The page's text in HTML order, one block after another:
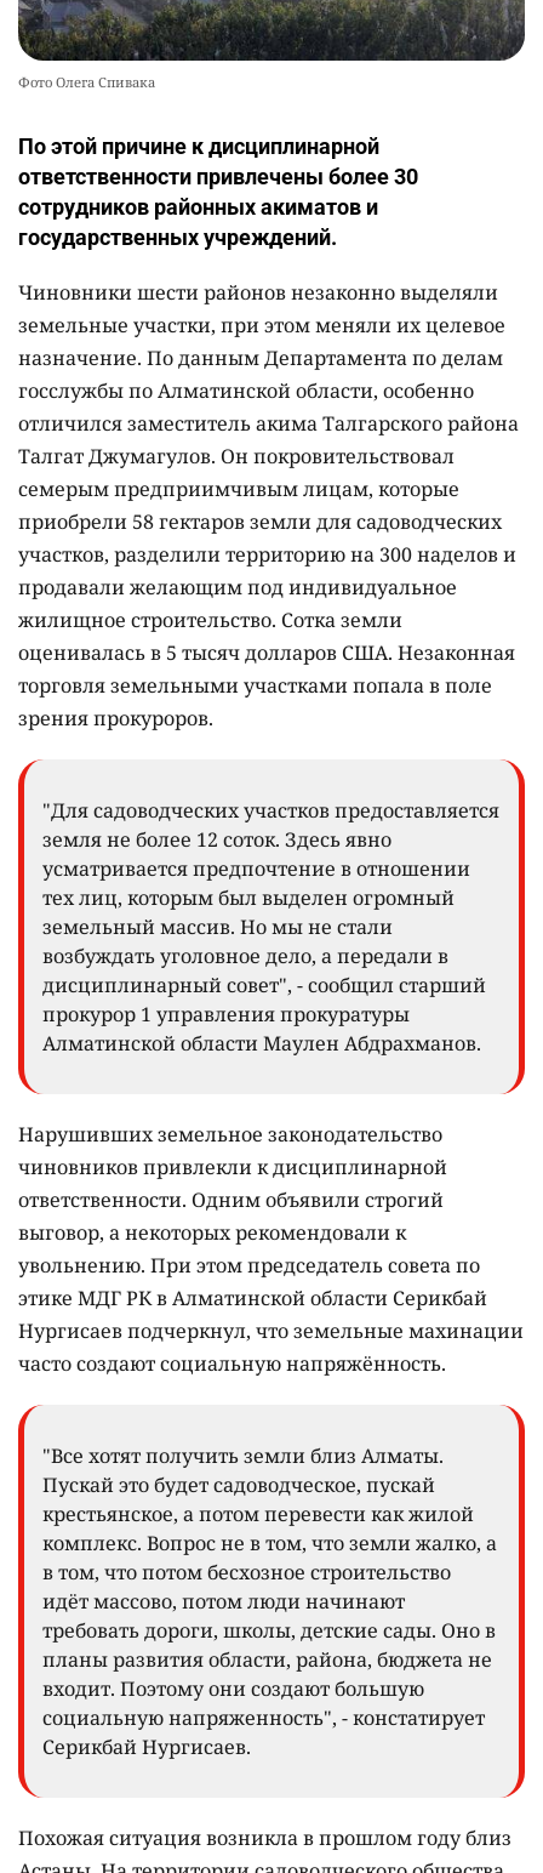
Фото Олега Спивака
По этой причине к дисциплинарной
ответственности привлечены более 30
сотрудников районных акиматов и
государственных учреждений.
Чиновники шести районов незаконно выделяли
земельные участки, при этом меняли их целевое
назначение. По данным Департамента по делам
госслужбы по Алматинской области, особенно
отличился заместитель акима Талгарского района
Талгат Джумагулов. Он покровительствовал
семерым предприимчивым лицам, которые
приобрели 58 гектаров земли для садоводческих
участков, разделили территорию на 300 наделов и
продавали желающим под индивидуальное
жилищное строительство. Сотка земли
оценивалась в 5 тысяч долларов США. Незаконная
торговля земельными участками попала в поле
зрения прокуроров.
"Для садоводческих участков предоставляется
земля не более 12 соток. Здесь явно
усматривается предпочтение в отношении
тех лиц, которым был выделен огромный
земельный массив. Но мы не стали
возбуждать уголовное дело, а передали в
дисциплинарный совет", - сообщил старший
прокурор 1 управления прокуратуры
Алматинской области Маулен Абдрахманов.
Нарушивших земельное законодательство
чиновников привлекли к дисциплинарной
ответственности. Одним объявили строгий
выговор, а некоторых рекомендовали к
увольнению. При этом председатель совета по
этике МДГ РК в Алматинской области Серикбай
Нургисаев подчеркнул, что земельные махинации
часто создают социальную напряжённость.
"Все хотят получить земли близ Алматы.
Пускай это будет садоводческое, пускай
крестьянское, а потом перевести как жилой
комплекс. Вопрос не в том, что земли жалко, а
в том, что потом бесхозное строительство
идёт массово, потом люди начинают
требовать дороги, школы, детские сады. Оно в
планы развития области, района, бюджета не
входит. Поэтому они создают большую
социальную напряженность", - констатирует
Серикбай Нургисаев.
Похожая ситуация возникла в прошлом году близ